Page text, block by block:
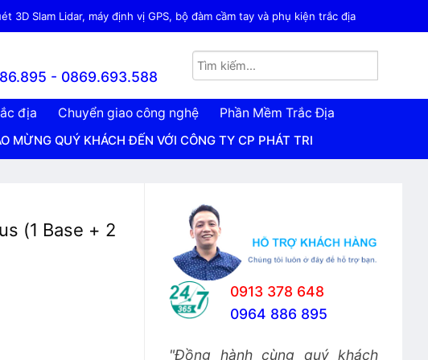
3D Slam Lidar, máy định vị GPS, bộ đàm cầm tay và phụ kiện trắc địa
- 0869.693.588
địa Chuyển giao công nghệ
Phần Mềm Trắc Địa
KHÁCH ĐẾN VỚI CÔNG TY CP PHÁT TRIỂN CÔNG NGHỆ TRẮC ĐỊA VIỆT
0913 378 648
0964 886 895
"Đồng hành cùng quý khách
(1 Base + 2
Rover) số lượng